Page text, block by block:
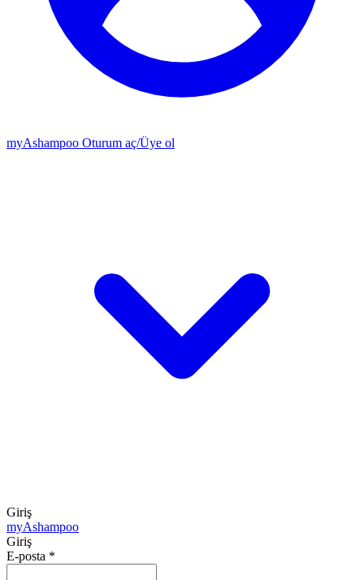
myAshampoo Oturum aç/Üye ol
Giriş
myAshampoo
Giriş
E-posta *